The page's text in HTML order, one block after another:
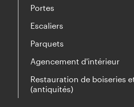
Portes
Escaliers
Parquets
Agencement d'intérieur
Restauration de boiseries
(antiquités)